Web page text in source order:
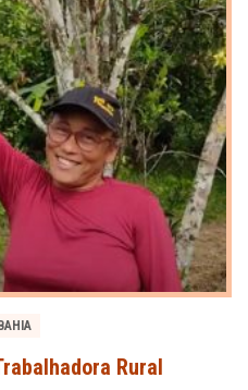
BAHIA
Rural